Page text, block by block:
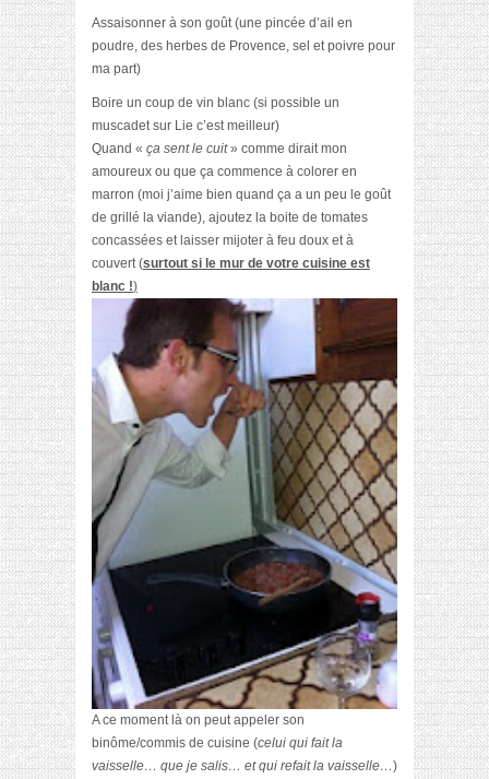
Assaisonner à son goût (une pincée d’ail en
poudre, des herbes de Provence, sel et poivre pour
ma part)
Boire un coup de vin blanc (si possible un
muscadet sur Lie c’est meilleur)
Quand « ça sent le cuit» comme diraitmon
amoureux ou que ça commence à colorer en
marron (moi j’aime bien quand ça a un peu le goût
de grillé la viande), ajoutez la boite de tomates
concassées et laisser mijoter à feu doux et à
couvert (surtout si le mur de votre cuisine est
blanc !)
A ce moment là on peut appeler son
binôme/commis de cuisine (celui qui fait la
vaisselle… que je salis… et qui refait la vaisselle…)